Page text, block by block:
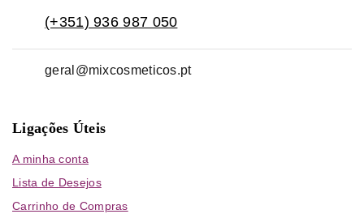
(+351) 936 987 050
geral@mixcosmeticos.pt
Ligações Úteis
A minha conta
Lista de Desejos
Carrinho de Compras